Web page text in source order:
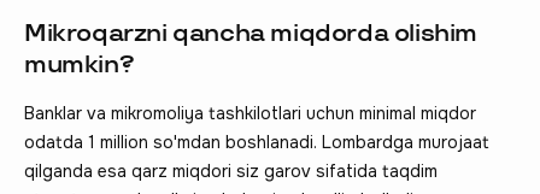
Mikroqarzni qancha miqdorda olishim
mumkin?
Banklar va mikromoliya tashkilotlari uchun minimal miqdor
odatda 1 million so'mdan boshlanadi. Lombardga murojaat
qilganda esa qarz miqdori siz garov sifatida taqdim